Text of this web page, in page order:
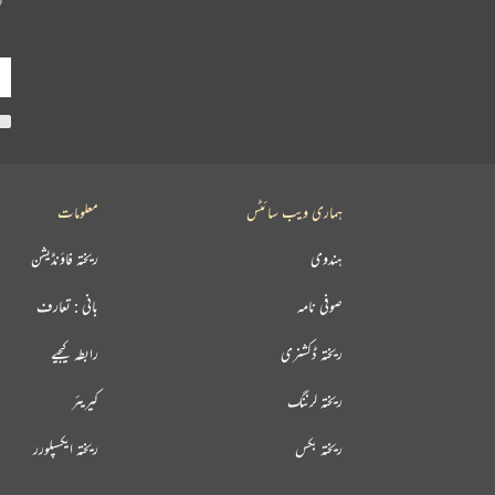
معلومات
ریختہ فاؤنڈیشن
بانی : تعارف
رابطہ کیجیے
کیریئر
ریختہ ایکسپلورر
ہماری ویب سائٹس
ہندوی
صوفی نامہ
ریختہ ڈکشنری
ریختہ لرننگ
ریختہ بکس